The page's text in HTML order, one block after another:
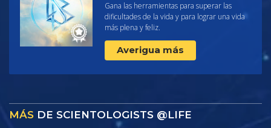
Gana las herramientas para superar las
dificultades de la vida y para lograr una vida
más plena y feliz.
Averigua más
MÁS DE SCIENTOLOGISTS @LIFE